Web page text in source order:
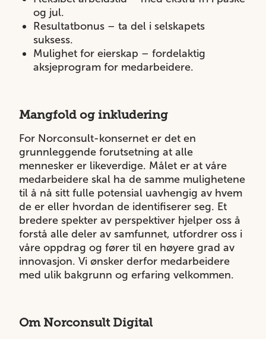
og jul.
Resultatbonus – ta del i selskapets
suksess.
Mulighet for eierskap – fordelaktig
aksjeprogram for medarbeidere.
Mangfold og inkludering
For Norconsult-konsernet er det en
grunnleggende forutsetning at alle
mennesker er likeverdige. Målet er at våre
medarbeidere skal ha de samme mulighetene
til å nå sitt fulle potensial uavhengig av hvem
de er eller hvordan de identifiserer seg. Et
bredere spekter av perspektiver hjelper oss å
forstå alle deler av samfunnet, utfordrer oss i
våre oppdrag og fører til en høyere grad av
innovasjon. Vi ønsker derfor medarbeidere
med ulik bakgrunn og erfaring velkommen.
Om Norconsult Digital